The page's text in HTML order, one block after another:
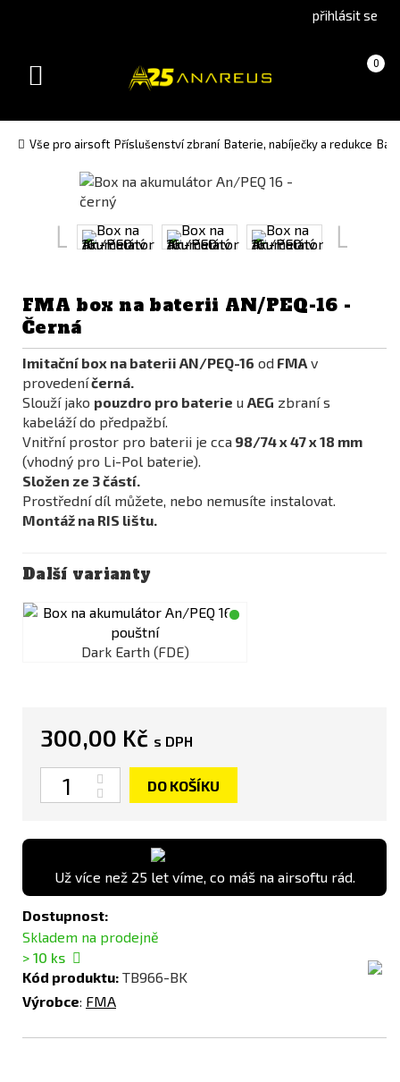
version(Slovak)
přihlásit se
Košík 0
(prázdný)
Toggle
Vše pro airsoft Příslušenství zbraní Baterie, nabíječky a redukce
FMA box na baterii AN/PEQ-16 -
Černá
Imitační box na baterii AN/PEQ-16 od FMA v
provedeníčerná.
Slouží jako pouzdro pro baterie u AEG zbraní s
kabeláží do předpažbí.
Vnitřní prostor pro baterii je cca 98/74 x 47 x 18 mm
(vhodný pro Li-Pol baterie).
Složen ze 3 částí.
Prostřední díl můžete, nebo nemusíte instalovat.
Montáž na RIS lištu.
Další varianty
Dark Earth (FDE)
300,00 Kč s DPH
Počet
DO KOŠÍKU
Už více než 25 let víme, co máš na airsoftu rád.
Dostupnost:
Skladem na prodejně
> 10 ks
Kód produktu: TB966-BK
Výrobce: FMA